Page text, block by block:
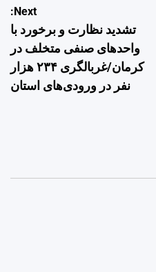
Next:
تشدید نظارت و برخورد با
واحدهای صنفی متخلف در
کرمان/غربالگری ۲۳۴ هزار
نفر در ورودی‌های استان